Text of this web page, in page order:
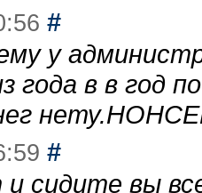
#
у
года в в год
#
сидите вы